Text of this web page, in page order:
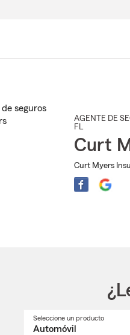
AGENTE DE
FL
Curt
Curt Myers
Seleccione un producto